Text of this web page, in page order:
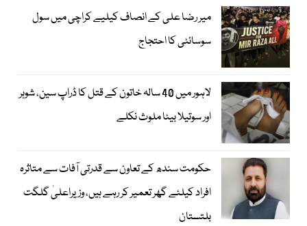
میر رضا علی کے انصاف کیلیے کراچی میں سول
سوسائٹی کا احتجاج
لاہور میں 40 سالہ خاتون کے قتل کا ڈراپ سین، شوہر
اور سوتیلا بیٹا ملوث نکلے
حکومت سندھ کے تعاون سے قدرتی آفات سے متاثرہ
افراد کیلئے گھر تعمیر کر رہے ہیں، وزیراعلیٰ گلگت
بلتستان